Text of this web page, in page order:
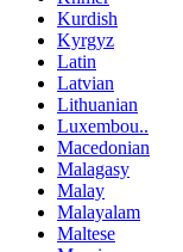
Kurdish
Kyrgyz
Latin
Latvian
Lithuanian
Luxembou..
Macedonian
Malagasy
Malay
Malayalam
Maltese